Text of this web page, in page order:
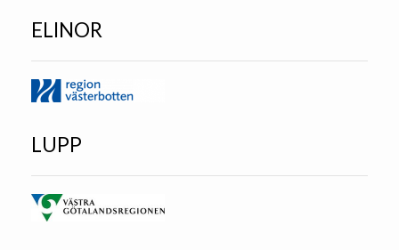
ELINOR
LUPP